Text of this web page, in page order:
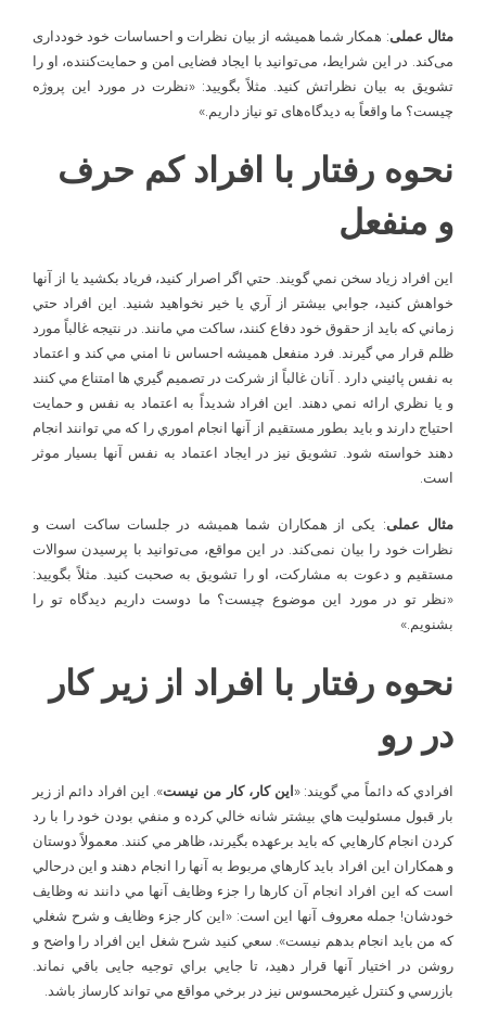
مثال عملی: همکار شما همیشه از بیان نظرات و احساسات خود خودداری
می‌کند. در این شرایط، می‌توانید با ایجاد فضایی امن و حمایت‌کننده، او را
تشویق به بیان نظراتش کنید. مثلاً بگویید: «نظرت در مورد این پروژه
چیست؟ ما واقعاً به دیدگاه‌های تو نیاز داریم.»
نحوه رفتار با افراد کم حرف
و منفعل
اين افراد زياد سخن نمي گويند. حتي اگر اصرار کنيد، فرياد بکشيد يا از آنها
خواهش کنيد، جوابي بيشتر از آري يا خير نخواهيد شنيد. اين افراد حتي
زماني که بايد از حقوق خود دفاع کنند، ساکت مي مانند. در نتيجه غالباً مورد
ظلم قرار مي گيرند. فرد منفعل هميشه احساس نا امني مي­ کند و اعتماد
به نفس پائيني دارد . آنان غالباً از شرکت در تصميم گيري ها امتناع مي ­کنند
و يا نظري ارائه نمي­ دهند. اين افراد شديداً به اعتماد به نفس و حمايت
احتياج دارند و بايد بطور مستقيم از آنها انجام اموري را که مي توانند انجام
دهند خواسته شود. تشويق نيز در ايجاد اعتماد به نفس آنها بسيار موثر
است.
مثال عملی: یکی از همکاران شما همیشه در جلسات ساکت است و
نظرات خود را بیان نمی‌کند. در این مواقع، می‌توانید با پرسیدن سوالات
مستقیم و دعوت به مشارکت، او را تشویق به صحبت کنید. مثلاً بگویید:
«نظر تو در مورد این موضوع چیست؟ ما دوست داریم دیدگاه تو را
بشنویم.»
نحوه رفتار با افراد از زیر کار
در رو
افرادي که دائماً مي گويند: «این کار، کار من نيست». اين افراد دائم از زير
بار قبول مسئوليت هاي بيشتر شانه خالي کرده و منفي بودن خود را با رد
کردن انجام کارهايي که بايد برعهده بگيرند، ظاهر مي کنند. معمولاً دوستان
و همکاران اين افراد بايد کارهاي مربوط به آنها را انجام دهند و اين درحالي
است که اين افراد انجام آن کارها را جزء وظايف آنها مي ­دانند نه وظايف
خودشان! جمله معروف آنها اين است: «اين کار جزء وظايف و شرح شغلي
که من بايد انجام بدهم نيست». سعي کنيد شرح شغل اين افراد را واضح و
روشن در اختيار آنها قرار دهيد، تا جايي براي توجيه جایی باقي نماند.
بازرسي و کنترل غيرمحسوس نيز در برخي مواقع مي تواند کارساز باشد.